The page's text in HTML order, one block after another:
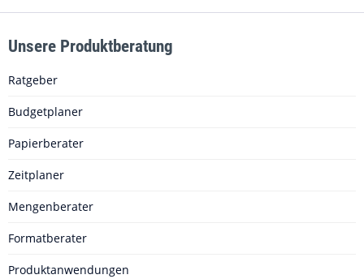
Unsere Produktberatung
Ratgeber
Budgetplaner
Papierberater
Zeitplaner
Mengenberater
Formatberater
Produktanwendungen